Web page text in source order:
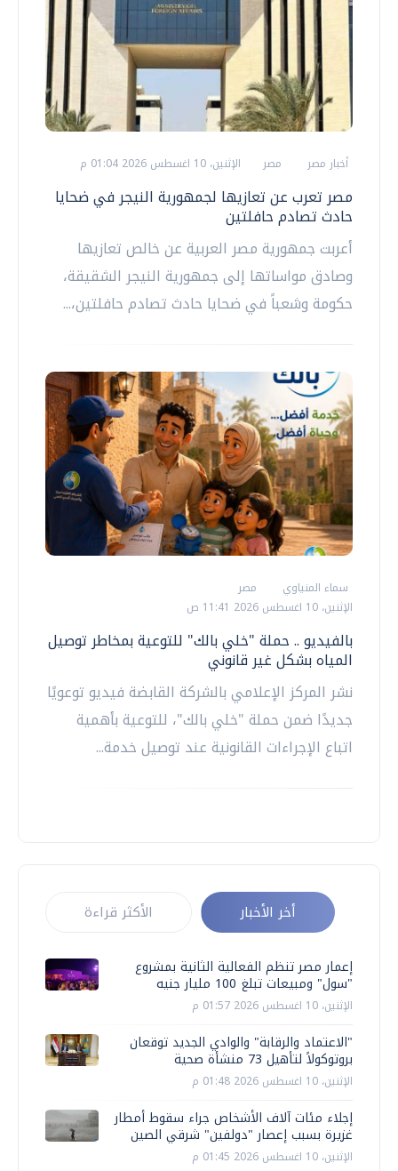
أخبار مصر مصر الإثنين، 10 اغسطس 2026 01:04 م
مصر تعرب عن تعازيها لجمهورية النيجر في ضحايا
حادث تصادم حافلتين
أعربت جمهورية مصر العربية عن خالص تعازيها
وصادق مواساتها إلى جمهورية النيجر الشقيقة،
حكومة وشعباً في ضحايا حادث تصادم حافلتين،...
سماء المنياوي
مصر
الإثنين، 10 اغسطس 2026 11:41 ص
بالفيديو .. حملة "خلي بالك" للتوعية بمخاطر توصيل
المياه بشكل غير قانوني
نشر المركز الإعلامي بالشركة القابضة فيديو توعويًا
جديدًا ضمن حملة "خلي بالك"، للتوعية بأهمية
اتباع الإجراءات القانونية عند توصيل خدمة...
أخر الأخبار الأكثر قراءة
إعمار مصر تنظم الفعالية الثانية بمشروع
"سول" ومبيعات تبلغ 100 مليار جنيه
الإثنين، 10 اغسطس 2026 01:57 م
"الاعتماد والرقابة" والوادي الجديد توقعان
بروتوكولاً لتأهيل 73 منشأة صحية
الإثنين، 10 اغسطس 2026 01:48 م
إجلاء مئات آلاف الأشخاص جراء سقوط أمطار
غزيرة بسبب إعصار "دولفين" شرقي الصين
الإثنين، 10 اغسطس 2026 01:45 م